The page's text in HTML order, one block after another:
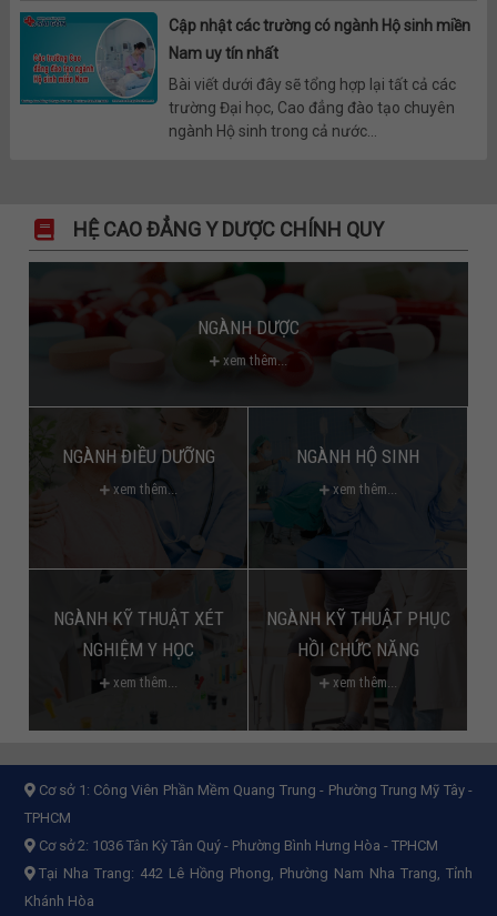
Cập nhật các trường có ngành Hộ sinh miền
Nam uy tín nhất
Bài viết dưới đây sẽ tổng hợp lại tất cả các
trường Đại học, Cao đẳng đào tạo chuyên
ngành Hộ sinh trong cả nước...
HỆ CAO ĐẲNG Y DƯỢC CHÍNH QUY
NGÀNH DƯỢC
xem thêm...
NGÀNH ĐIỀU DƯỠNG
xem thêm...
NGÀNH HỘ SINH
xem thêm...
NGÀNH KỸ THUẬT XÉT
NGHIỆM Y HỌC
xem thêm...
NGÀNH KỸ THUẬT PHỤC
HỒI CHỨC NĂNG
xem thêm...
Cơ sở 1: Công Viên Phần Mềm Quang Trung - Phường Trung Mỹ Tây -
TPHCM
Cơ sở 2: 1036 Tân Kỳ Tân Quý - Phường Bình Hưng Hòa - TPHCM
Tại Nha Trang: 442 Lê Hồng Phong, Phường Nam Nha Trang, Tỉnh
Khánh Hòa